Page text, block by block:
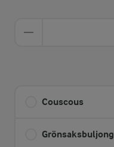
Couscous
Grönsaksbuljong